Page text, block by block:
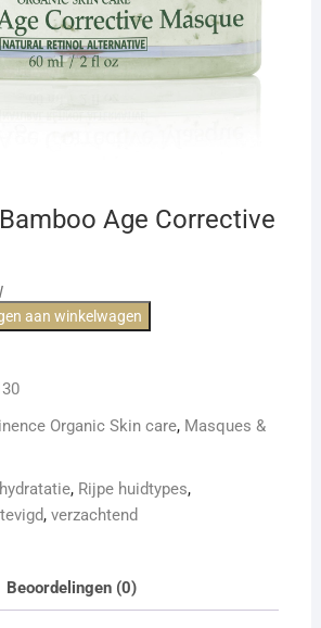
Age Corrective
aan winkelwagen
Organic Skin care, Masques &
hydratatie, Rijpe huidtypes,
, verzachtend
Beoordelingen (0)